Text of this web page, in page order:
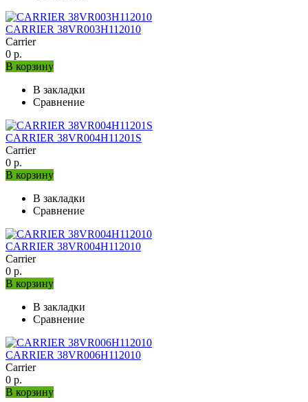
CARRIER 38VR003H112010
Carrier
0 р.
В корзину
В закладки
Сравнение
CARRIER 38VR004H11201S
Carrier
0 р.
В корзину
В закладки
Сравнение
CARRIER 38VR004H112010
Carrier
0 р.
В корзину
В закладки
Сравнение
CARRIER 38VR006H112010
Carrier
0 р.
В корзину